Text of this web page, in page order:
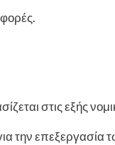
στις εξής
την επεξεργασία